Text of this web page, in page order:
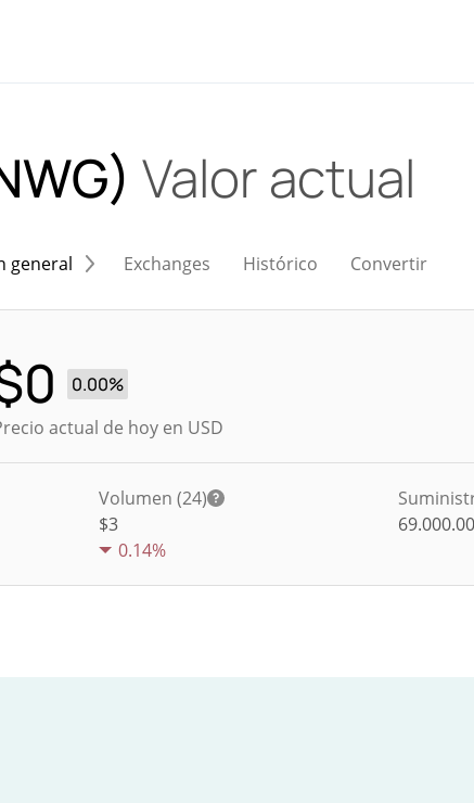
Valor actual
general Exchanges Histórico Convertir
0
0.00%
actual de hoy en USD
Volumen (24)
$3
0.14%